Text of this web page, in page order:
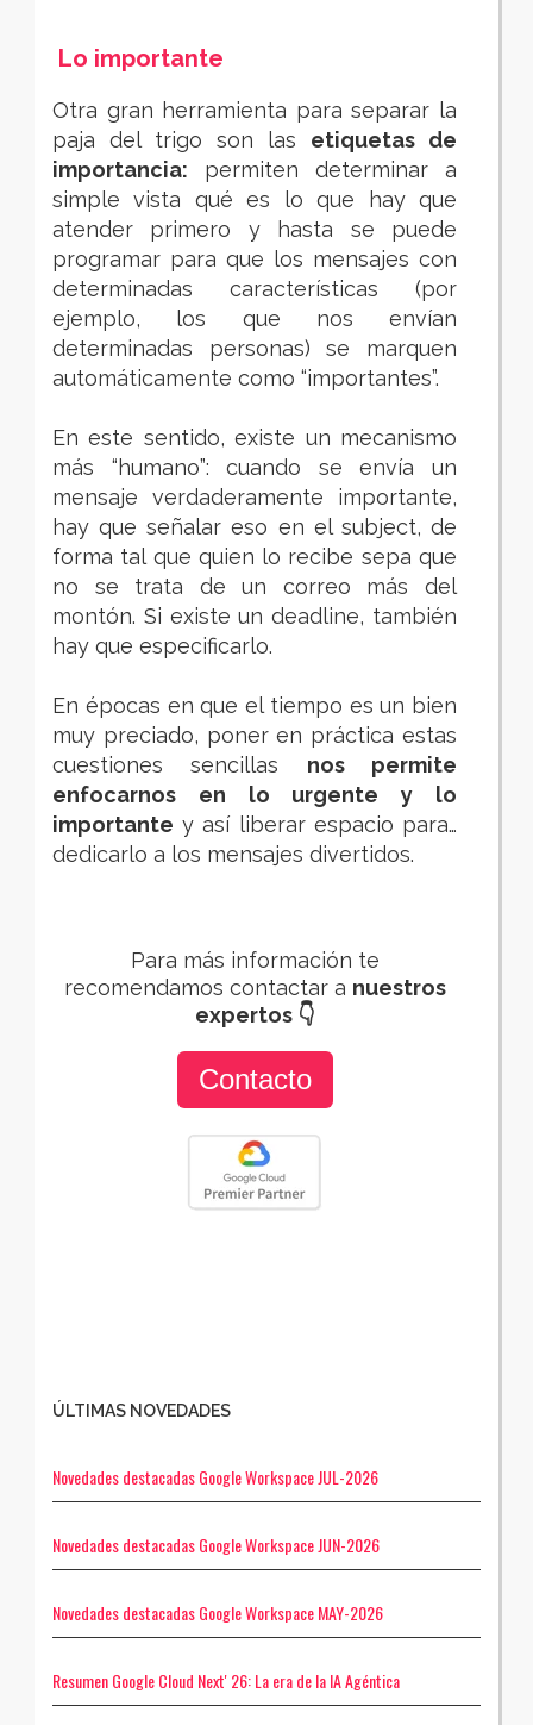
Lo importante
Otra gran herramienta para separar la
paja del trigo son las etiquetas de
importancia: permiten determinar a
simple vista qué es lo que hay que
atender primero y hasta se puede
programar para que los mensajes con
determinadas características (por
ejemplo, los que nos envían
determinadas personas) se marquen
automáticamente como “importantes”.
En este sentido, existe un mecanismo
más “humano”: cuando se envía un
mensaje verdaderamente importante,
hay que señalar eso en el subject, de
forma tal que quien lo recibe sepa que
no se trata de un correo más del
montón. Si existe un deadline, también
hay que especificarlo.
En épocas en que el tiempo es un bien
muy preciado, poner en práctica estas
cuestiones sencillas nos permite
enfocarnos en lo urgente y lo
importante y así liberar espacio para…
dedicarlo a los mensajes divertidos.
Para más información te
recomendamos contactar a nuestros
expertos 👇
Contacto
ÚLTIMAS NOVEDADES
Novedades destacadas Google Workspace JUL-2026
Novedades destacadas Google Workspace JUN-2026
Novedades destacadas Google Workspace MAY-2026
Resumen Google Cloud Next' 26: La era de la IA Agéntica